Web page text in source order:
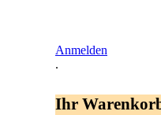
Anmelden
.
Ihr